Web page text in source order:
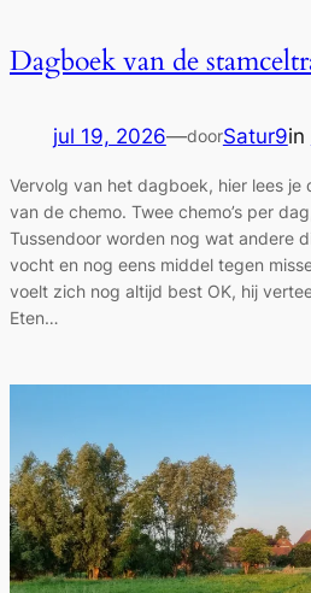
Dagboek van de
jul 19, 2026—doorSatur9in
Vervolg van het dagboek, hier lees je
van de chemo. Twee chemo’s per
Tussendoor worden nog wat andere
vocht en nog eens middel tegen
voelt zich nog altijd best OK, hij
Eten…